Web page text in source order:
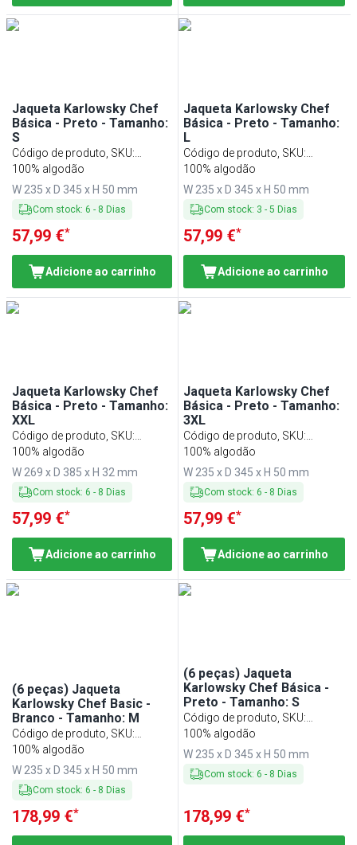
Jaqueta Karlowsky Chef
Básica - Preto - Tamanho:
S
Código de produto, SKU:
KJBSK2S
100% algodão
W 235 x D 345 x H 50 mm
Com stock: 6 - 8 Dias
57,99 €*
Adicione ao carrinho
Jaqueta Karlowsky Chef
Básica - Preto - Tamanho:
L
Código de produto, SKU:
KJBLK2S
100% algodão
W 235 x D 345 x H 50 mm
Com stock: 3 -5 Dias
57,99 €*
Adicione ao carrinho
Jaqueta Karlowsky Chef
Básica - Preto - Tamanho:
XXL
Código de produto, SKU:
KJBXXLK2S
100% algodão
W 269 x D 385 x H 32 mm
Com stock: 6 - 8 Dias
57,99 €*
Adicione ao carrinho
Jaqueta Karlowsky Chef
Básica - Preto - Tamanho:
3XL
Código de produto, SKU:
KJB3XLK2S
100% algodão
W 235 x D 345 x H 50 mm
Com stock: 6 - 8 Dias
57,99 €*
Adicione ao carrinho
(6 peças) Jaqueta
Karlowsky Chef Basic -
Branco - Tamanho: M
Código de produto, SKU:
KJBMK2W#SET
100% algodão
W 235 x D 345 x H 50 mm
Com stock: 6 - 8 Dias
178,99 €*
(6 peças) Jaqueta
Karlowsky Chef Básica -
Preto - Tamanho: S
Código de produto, SKU:
KJBSK2S#SET
100% algodão
W 235 x D 345 x H 50 mm
Com stock: 6 - 8 Dias
178,99 €*